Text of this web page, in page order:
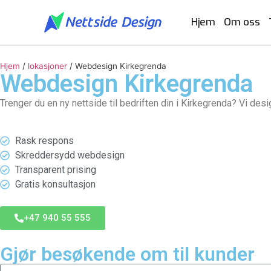
Hjem Om oss
Designtjenester
Tilpasset Webdesign
Portefølje Webdesign
B2B e-handels webdesign
Hvit etikett
Reise og gjestfrihet
Arrangementer og opplevelser
Hvem vi er og hva vi gjør.
Hjem / lokasjoner / Webdesign Kirkegrenda
Webdesign Kirkegrenda
Trenger du en ny nettside til bedriften din i Kirkegrenda? Vi
Rask respons
Skreddersydd webdesign
Transparent prising
Gratis konsultasjon
+47 940 55 555
Gjør besøkende om til kunder